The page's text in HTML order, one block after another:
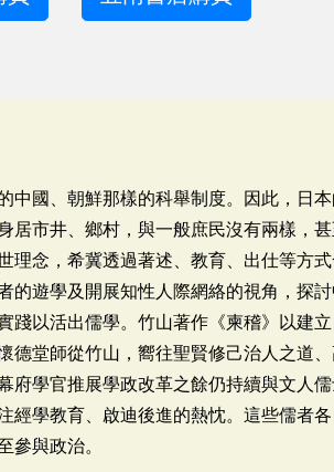
中國、朝鮮那樣的科舉制度。因此，日
居市井、鄉村，與一般庶民沒有兩樣，
念，希冀透過著述、教育、出仕等方式
遊學及開展知性人際網絡的視角，探討
踐以活出儒學。竹山著作《柬稽》以建
德堂師從竹山，嚮往聖賢修己治人之道
府學官推展學政改革之餘仍持續與文人
經學教育、啟迪後進的熱忱。這些儒者
參與政治。